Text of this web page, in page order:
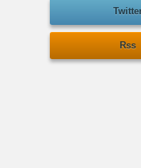
Rss